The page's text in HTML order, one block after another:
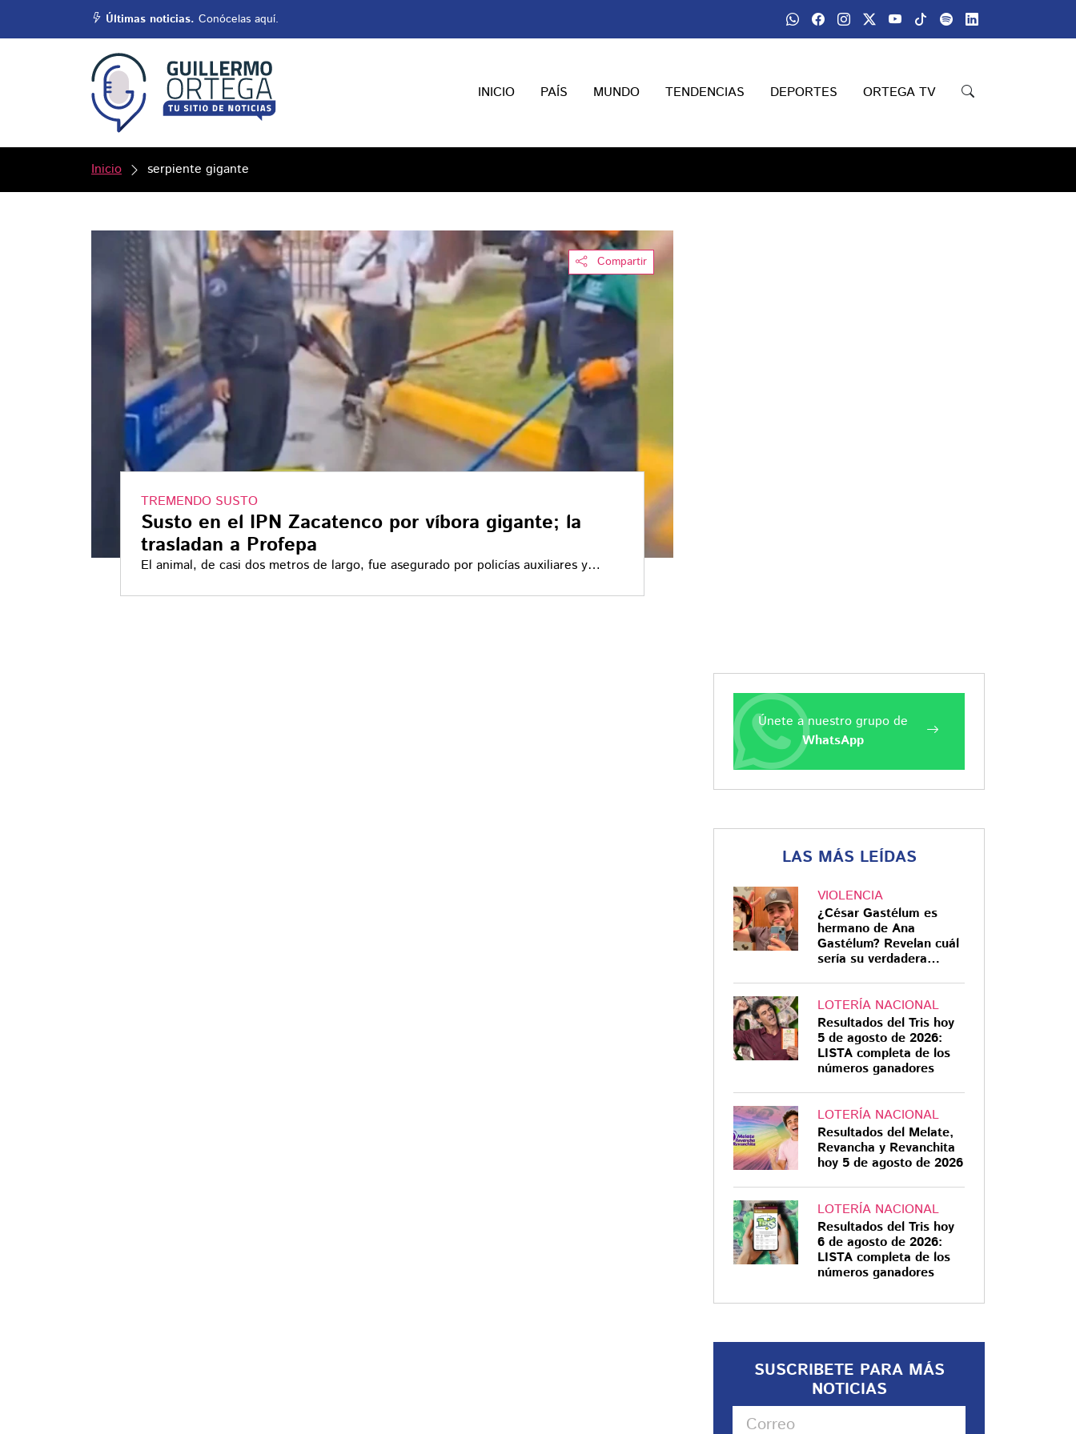
Últimas noticias. Conócelas aquí.
INICIO PAÍS MUNDO TENDENCIAS DEPORTES ORTEGA TV
Inicio serpiente gigante
Compartir
TREMENDO SUSTO
Susto en el IPN Zacatenco por víbora gigante; la
trasladan a Profepa
El animal, de casi dos metros de largo, fue asegurado por policías auxiliares y
Únete a nuestro grupo de
WhatsApp
LAS MÁS LEÍDAS
VIOLENCIA
¿César Gastélum es
hermano de Ana
Gastélum? Revelan cuál
sería su verdadera
LOTERÍA NACIONAL
Resultados del Tris hoy
5 de agosto de 2026:
LISTA completa de los
números ganadores
LOTERÍA NACIONAL
Resultados del Melate,
Revancha y Revanchita
hoy 5 de agosto de 2026
LOTERÍA NACIONAL
Resultados del Tris hoy
6 de agosto de 2026:
LISTA completa de los
números ganadores
SUSCRIBETE PARA MÁS
NOTICIAS